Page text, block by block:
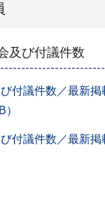
及び付議件数
付議件数／最新
付議件数／最新